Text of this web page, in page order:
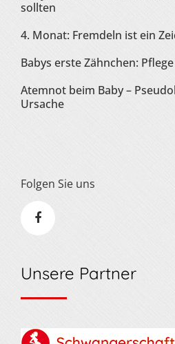
sollten
4. Monat: Fremdeln ist ein
Babys erste Zähnchen:
Atemnot beim Baby –
Ursache
Folgen Sie uns
Unsere Partner